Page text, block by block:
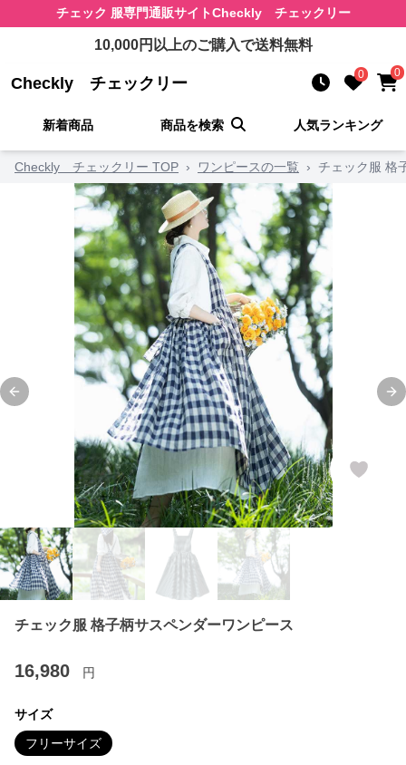
チェック 服専門通販サイトCheckly チェックリー
10,000円以上のご購入で送料無料
Checkly チェックリー 0 0
新着商品 商品を検索 人気ランキング
Checkly チェックリー TOP › ワンピースの一覧 › チェック服 格
Previous slide
チェック服 格子柄サスペンダーワンピース
16,980 円
サイズ
フリーサイズ